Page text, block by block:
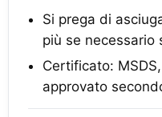
Si prega di
più se necessario
Certificato:
approvato